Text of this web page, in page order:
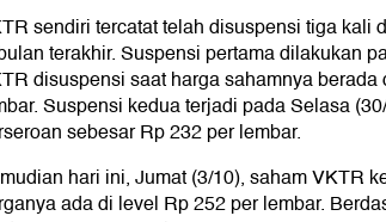
sendiri tercatat telah disuspensi tiga kali
terakhir. Suspensi pertama dilakukan
disuspensi saat harga sahamnya berada
Suspensi kedua terjadi pada Selasa
sebesar Rp 232 per lembar.
hari ini, Jumat (3/10), saham VKTR
ada di level Rp 252 per lembar.